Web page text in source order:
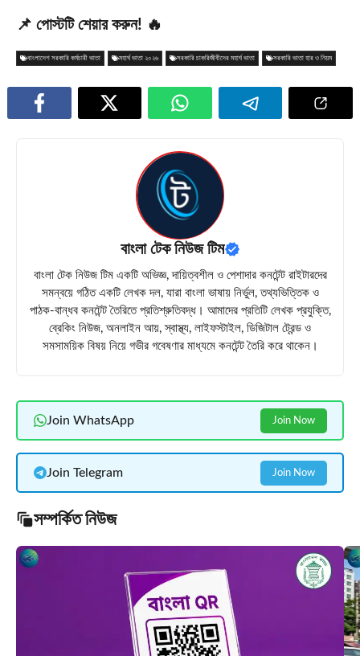
📌 পোস্টটি শেয়ার করুন! 🔥
বাংলাদেশ সরকারি কর্মচারী ভাতা মহার্ঘ ভাতা ২০২৬ সরকারি চাকরিজীবীদের মহার্ঘ ভাতা সরকারি ভাতা হার ও নিয়ম
বাংলা টেক নিউজ টিম
বাংলা টেক নিউজ টিম একটি অভিজ্ঞ, দায়িত্বশীল ও পেশাদার কনটেন্ট রাইটারদের
সমন্বয়ে গঠিত একটি লেখক দল, যারা বাংলা ভাষায় নির্ভুল, তথ্যভিত্তিক ও
পাঠক-বান্ধব কনটেন্ট তৈরিতে প্রতিশ্রুতিবদ্ধ। আমাদের প্রতিটি লেখক প্রযুক্তি,
ব্রেকিং নিউজ, অনলাইন আয়, স্বাস্থ্য, লাইফস্টাইল, ডিজিটাল ট্রেন্ড ও
সমসাময়িক বিষয় নিয়ে গভীর গবেষণার মাধ্যমে কনটেন্ট তৈরি করে থাকেন।
Join WhatsApp Join Now
Join Telegram Join Now
সম্পর্কিত নিউজ